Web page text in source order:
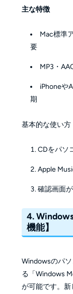
主な特徴
Mac標準
要
MP3・
iPhoneや
期
基本的な使い方
CDをパソ
Apple
確認画面
4.
機能】
Windowsのパ
る「Windows
が可能です。新